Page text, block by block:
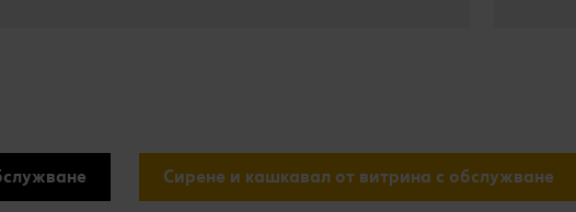
Сирене и кашкавал от витрина с обслужване